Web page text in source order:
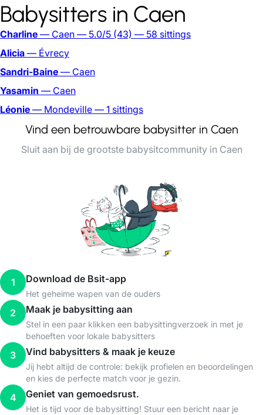
Babysitters in Caen
Charline — Caen — 5.0/5 (43) — 58 sittings
Alicia — Évrecy
Sandri-Baine — Caen
Yasamin — Caen
Léonie — Mondeville — 1 sittings
Vind een betrouwbare babysitter in Caen
Sluit aan bij de grootste babysitcommunity in Caen
1 Download de Bsit-app
Het geheime wapen van de ouders
2 Maak je babysitting aan
Stel in een paar klikken een babysittingverzoek in met je
behoeften voor lokale babysitters
3 Vind babysitters & maak je keuze
Jij hebt altijd de controle: bekijk profielen en beoordelingen
en kies de perfecte match voor je gezin.
4 Geniet van gemoedsrust.
Het is tijd voor de babysitting! Stuur een bericht naar je